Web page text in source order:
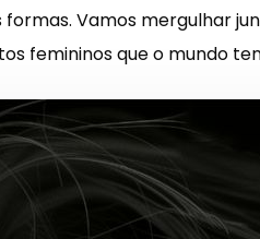
formas. Vamos mergulhar
femininos que o mundo